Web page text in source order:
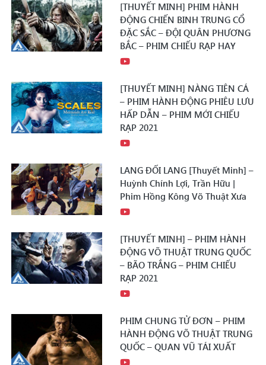
[THUYẾT MINH] PHIM HÀNH
ĐỘNG CHIẾN BINH TRUNG CỔ
ĐẶC SẮC – ĐỘI QUÂN PHƯƠNG
BẮC – PHIM CHIẾU RẠP HAY
[THUYẾT MINH] NÀNG TIÊN CÁ
– PHIM HÀNH ĐỘNG PHIÊU LƯU
HẤP DẪN – PHIM MỚI CHIẾU
RẠP 2021
LANG ĐỐI LANG [Thuyết Minh] –
Huỳnh Chính Lợi, Trần Hữu |
Phim Hồng Kông Võ Thuật Xưa
[THUYẾT MINH] – PHIM HÀNH
ĐỘNG VÕ THUẬT TRUNG QUỐC
– BÃO TRẮNG – PHIM CHIẾU
RẠP 2021
PHIM CHUNG TỬ ĐƠN – PHIM
HÀNH ĐỘNG VÕ THUẬT TRUNG
QUỐC – QUAN VŨ TÁI XUẤT